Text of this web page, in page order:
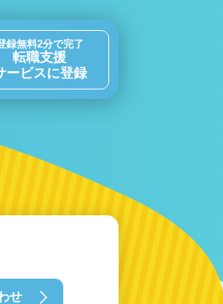
録無料2分で完了
転職支援
ービスに登録
せ